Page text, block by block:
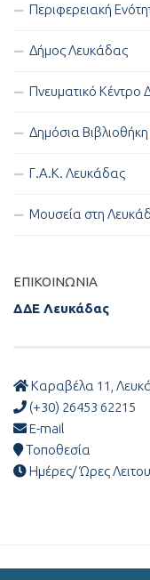
Περιφερειακή
Δήμος Λευκάδας
Πνευματικό Κέντρο
Δημόσια
Γ.Α.Κ. Λευκάδας
Μουσεία στη
ΕΠΙΚΟΙΝΩΝΊΑ
ΔΔΕ Λευκάδας
Καραβέλα 11,
(+30) 26453 62215
E-mail
Τοποθεσία
Ημέρες/ Ώρες